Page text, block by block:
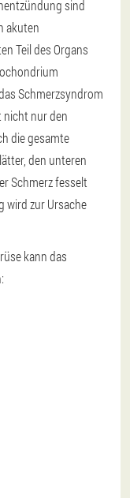
sind
akuten
Teil des Organs
Schmerzsyndrom
nicht nur den
die gesamte
den unteren
Schmerz fesselt
wird zur Ursache
kann das